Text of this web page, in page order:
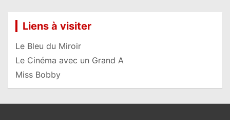
Liens à visiter
Le Bleu du Miroir
Le Cinéma avec un Grand A
Miss Bobby